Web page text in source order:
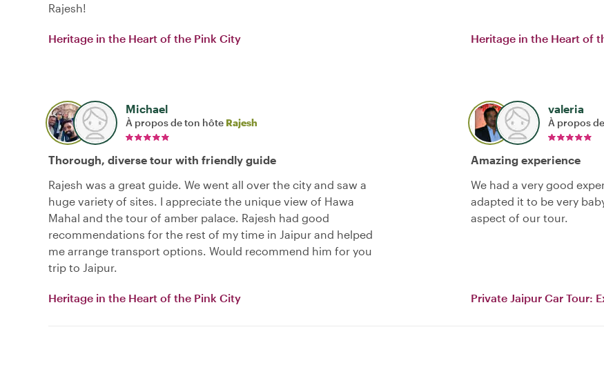
Rajesh!
Heritage in the Heart of the Pink City Heritage in the Heart of
Michael
À propos de ton hôte Rajesh
Thorough, diverse tour with friendly guide
Rajesh was a great guide. We went all over the city and saw a
huge variety of sites. I appreciate the unique view of Hawa
Mahal and the tour of amber palace. Rajesh had good
recommendations for the rest of my time in Jaipur and helped
me arrange transport options. Would recommend him for you
trip to Jaipur.
Heritage in the Heart of the Pink City
valeria
À propos
Amazing experience
We had a very good
adapted it to be very
aspect of our tour.
Private Jaipur Car Tour: